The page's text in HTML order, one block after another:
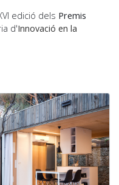
edició dels Premis
d'Innovació en la